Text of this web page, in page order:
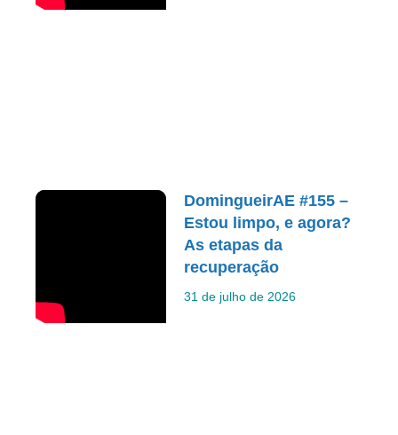
DomingueirAE #155 –
Estou limpo, e agora?
As etapas da
recuperação
31 de julho de 2026